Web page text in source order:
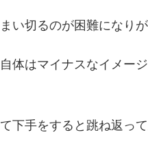
い切るのが困難になりが
体はマイナスなイメー
下手をすると跳ね返っ